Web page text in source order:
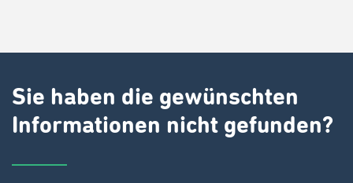
Sie haben die gewünschten
Informationen nicht gefunden?